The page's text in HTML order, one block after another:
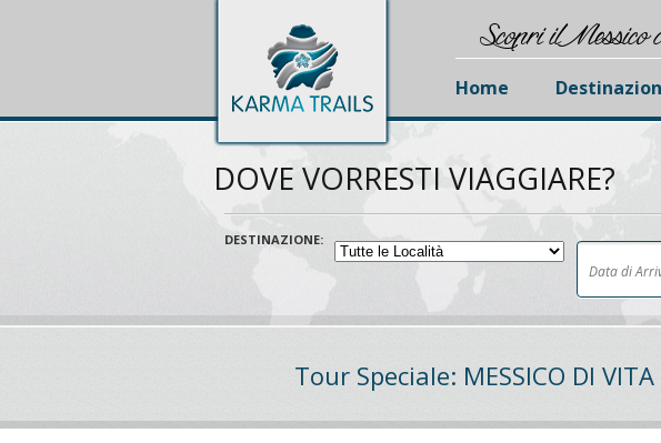
Scopri il Messico
Home
DOVE VORRESTI VIAGGIARE?
DESTINAZIONE:
Tour Speciale: MESSICO DI